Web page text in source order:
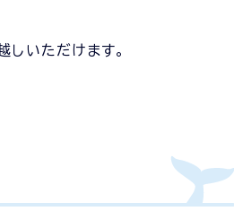
しいただけます。